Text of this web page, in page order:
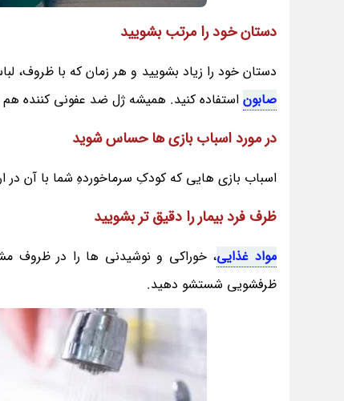
دستان خود را مرتب بشویید
دستان خود را زیاد بشویید و هر زمان که با ظروف،
صابون استفاده کنید. همیشه ژل ضد عفونی کننده هم
در مورد اسباب بازی ها حساس شوید
اسباب بازی هایی که کودکِ سرماخوردهِ شما با آن در
ظرف فرد بیمار را دقیق تر بشویید
مواد غذایی، خوراکی و نوشیدنی ها را در ظروف
ظرفشویی شستشو دهید.